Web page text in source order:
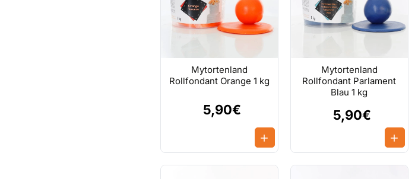
Mytortenland
Rollfondant Orange 1 kg
5,90€
Mytortenland
Rollfondant Parlament
Blau 1 kg
5,90€